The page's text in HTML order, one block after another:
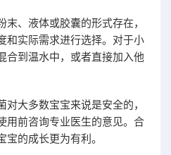
、液体或胶囊的形式存在，
和实际需求进行选择。对于小
合到温水中，或者直接加入他
大多数宝宝来说是安全的，
用前咨询专业医生的意见。合
的成长更为有利。